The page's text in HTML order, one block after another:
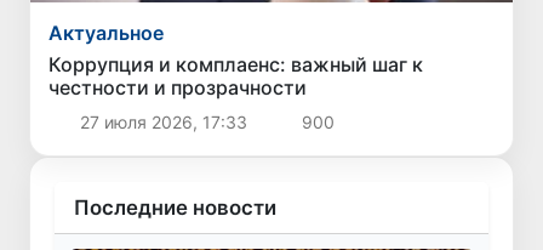
Актуальное
Коррупция и комплаенс: важный шаг к
честности и прозрачности
27 июля 2026, 17:33 900
Последние новости